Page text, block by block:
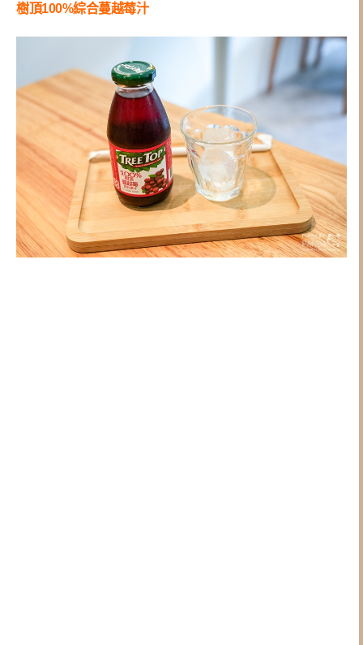
樹頂100%綜合蔓越莓汁